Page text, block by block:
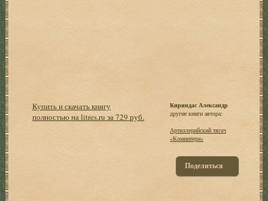
Купить и скачать книгу
полностью на litres.ru за 729 руб.
Кириндас Александр
другие книги автора:
Артиллерийский тягач
«Коминтерн»
Поделиться